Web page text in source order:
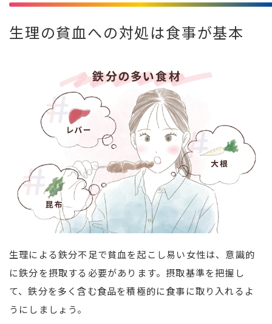
生理の貧血への対処は食事が基本
生理による鉄分不足で貧血を起こし易い女性は、意識的
に鉄分を摂取する必要があります。摂取基準を把握し
て、鉄分を多く含む食品を積極的に食事に取り入れるよ
うにしましょう。